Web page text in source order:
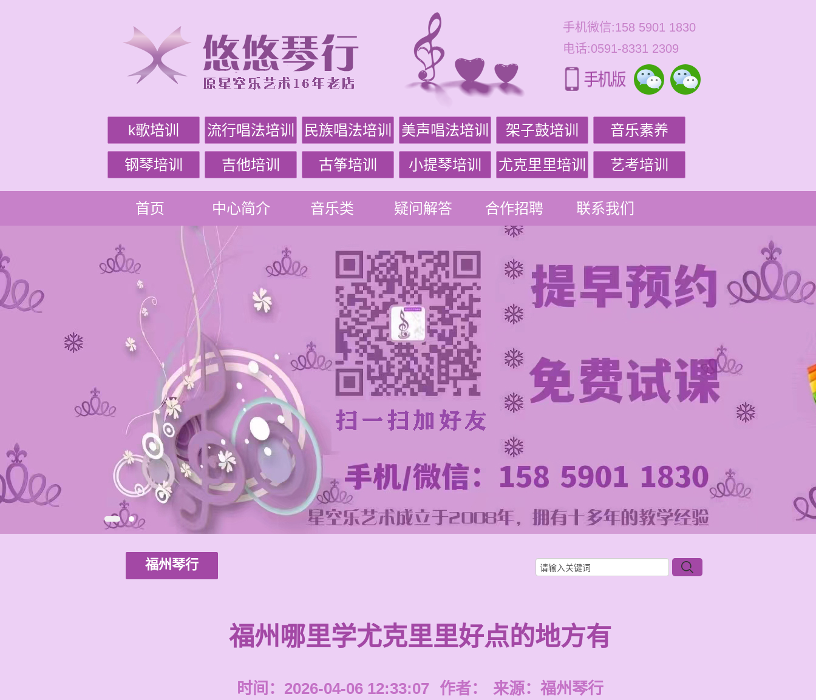
手机微信:158 5901 1830
电话:0591-8331 2309
k歌培训 流行唱法培训 民族唱法培训 美声唱法培训 架子鼓培训 音乐素养
钢琴培训 吉他培训 古筝培训 小提琴培训 尤克里里培训 艺考培训
首页 中心简介 音乐类 疑问解答 合作招聘 联系我们
福州琴行
福州哪里学尤克里里好点的地方有
时间：2026-04-06 12:33:07 作者： 来源： 福州琴行